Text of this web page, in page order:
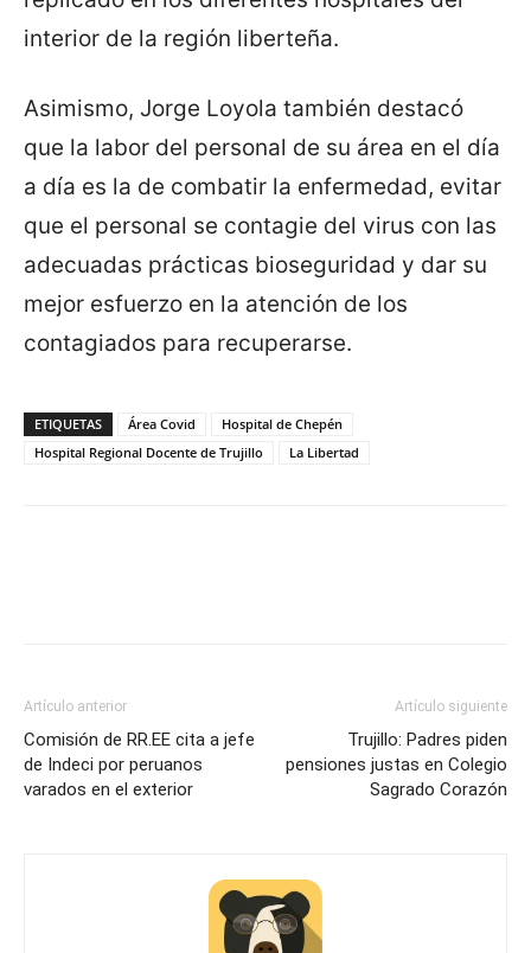
interior de la región liberteña.
Asimismo, Jorge Loyola también destacó
que la labor del personal de su área en el día
a día es la de combatir la enfermedad, evitar
que el personal se contagie del virus con las
adecuadas prácticas bioseguridad y dar su
mejor esfuerzo en la atención de los
contagiados para recuperarse.
ETIQUETAS Área Covid
Hospital de Chepén
Hospital Regional Docente de Trujillo
La Libertad
Artículo anterior
Comisión de RR.EE cita a jefe
de Indeci por peruanos
varados en el exterior
Artículo siguiente
Trujillo: Padres piden
pensiones justas en Colegio
Sagrado Corazón